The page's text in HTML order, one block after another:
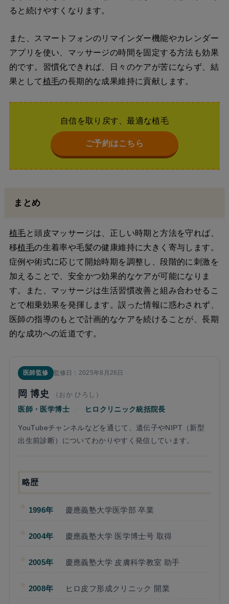
ると続けやすくなります。
また、スマートフォンのリマインダー機能やカレンダー
アプリを使い、マッサージの時間を固定する方法も効果
的です。習慣化できれば、日々のケアが苦にならず、結
果として植毛の長期的な成果維持に貢献します。
自信を取り戻す、最適な植毛
ご予約はこちら
まとめ
植毛 と頭皮マッサージは、正しい時期と方法を守れば、
移植毛の生着率や毛髪の健康維持に大きく寄与します。
症例や術式に応じて開始時期を調整し、段階的に刺激を
加えることで、安全かつ効果的なケアが可能になりま
す。また、マッサージは生活習慣改善と組み合わせるこ
とで相乗効果を発揮します。誤った情報に惑わされず、
医師の指導のもとで計画的なケアを続けることが、長期
的な成功への近道です。
医師監修 監修日：2025年8月26日
岡 博史 （おか ひろし）
医師・医学博士 ヒロクリニック統括院長
YouTubeチャンネルなどを通じて、遺伝子やNIPT（新型
出生前診断）についてわかりやすく発信しています。
略歴
1996年 慶應義塾大学医学部 卒業
2004年 慶應義塾大学 医学博士号 取得
2005年 慶應義塾大学 皮膚科学教室 助手
2008年 ヒロ皮フ形成クリニック 開業